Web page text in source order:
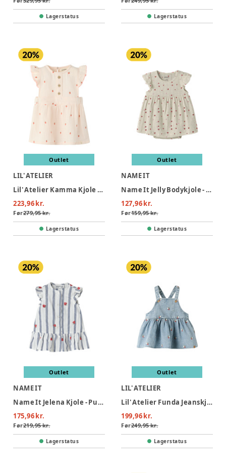
Lagerstatus Lagerstatus
Outlet
LIL' ATELIER
Lil' Atelier Kamma Kjole - Morganite
223,96 kr.
Før279,95 kr.
Lagerstatus
Outlet
NAME IT
Name It Jelly Bodykjole - Peyote Melange
127,96 kr.
Før159,95 kr.
Lagerstatus
Outlet
NAME IT
Name It Jelena Kjole - Purple Impression
175,96 kr.
Før219,95 kr.
Lagerstatus
Outlet
LIL' ATELIER
Lil' Atelier Funda Jeanskjole - Medium Blue Denim
199,96 kr.
Før249,95 kr.
Lagerstatus